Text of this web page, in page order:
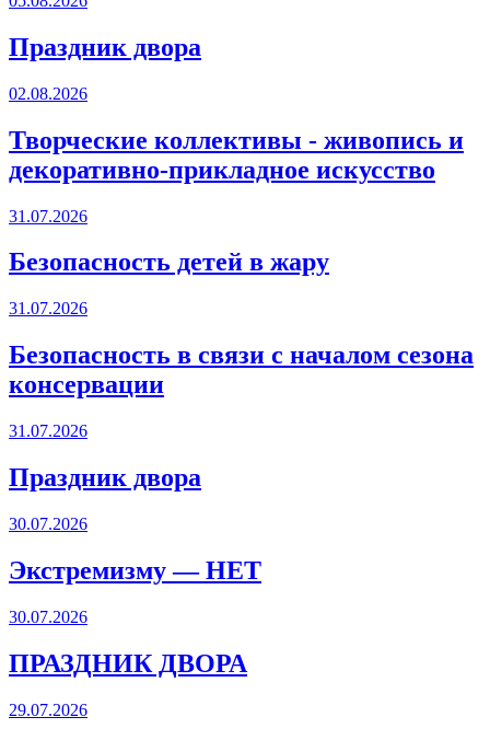
Праздник двора
02.08.2026
Творческие коллективы - живопись и
декоративно-прикладное искусство
31.07.2026
Безопасность детей в жару
31.07.2026
Безопасность в связи с началом сезона
консервации
31.07.2026
Праздник двора
30.07.2026
Экстремизму — НЕТ
30.07.2026
ПРАЗДНИК ДВОРА️
29.07.2026